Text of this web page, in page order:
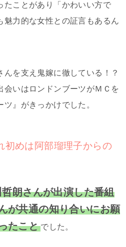
たことがあり「かわいい方で
魅力的な女性との証言もあるん
んを支え鬼嫁に徹している！？
会いはロンドンブーツがＭＣを
』がきっかけでした。
初めは阿部瑠理子からの
朗さんが出演した番組
が共通の知り合いにお願
たこと でした。